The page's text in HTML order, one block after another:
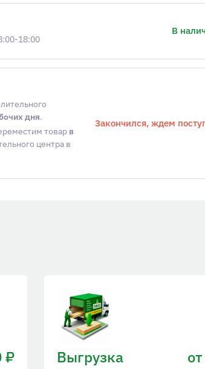
18:00
В
дня.
товар в
центра в
Закончился, ждем
₽ Выгрузка